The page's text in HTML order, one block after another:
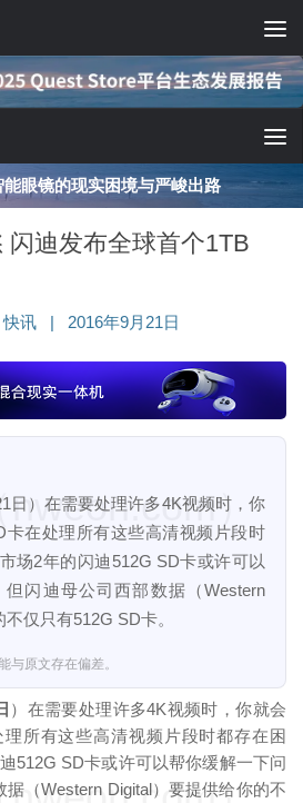
眼镜的现实困境与严峻出路
闪迪发布全球首个1TB
快讯 2016年9月21日
日）在需要处理许多4K视频时，你
卡在处理所有这些高清视频片段时
场2年的闪迪512G SD卡或许可以
闪迪母公司西部数据（Western
仅只有512G SD卡。
与原文存在偏差。
）在需要处理许多4K视频时，你就会
所有这些高清视频片段时都存在困
512G SD卡或许可以帮你缓解一下问
（Western Digital）要提供给你的不
nweon.com）